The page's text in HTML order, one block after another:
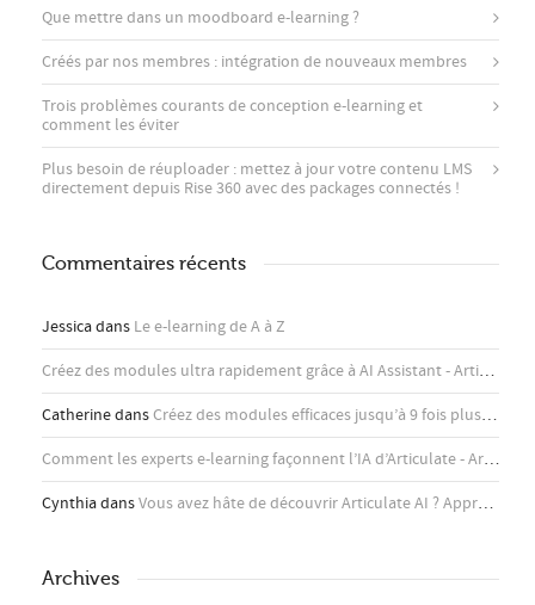
Que mettre dans un moodboard e-learning ?
Créés par nos membres : intégration de nouveaux membres
Trois problèmes courants de conception e-learning et
comment les éviter
Plus besoin de réuploader : mettez à jour votre contenu LMS
directement depuis Rise 360 ​​avec des packages connectés !
Commentaires récents
Jessicadans Le e-learning de A à Z
Créez des modules ultra rapidement grâce à AI Assistant - Articulate
CatherinedansCréez des modules efficaces jusqu’à 9 fois plus rapidement avec l’assistant IA d’Articulate
Comment les experts e-learning façonnent l’IA d’Articulate - Articulate
CynthiadansVous avez hâte de découvrir Articulate AI ? Apprenez-en plus ici !
Archives